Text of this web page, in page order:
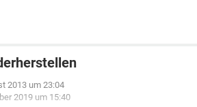
2013 um 23:04
2019 um 15:40